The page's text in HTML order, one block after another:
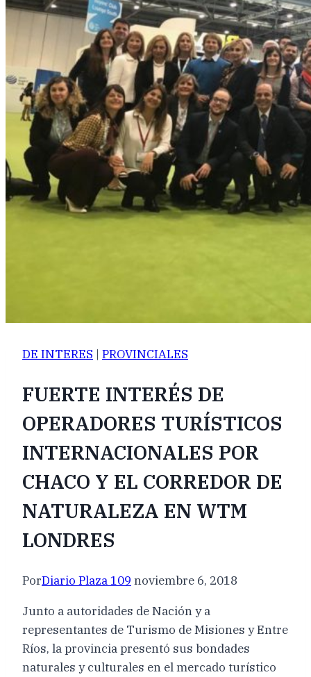
DE INTERES | PROVINCIALES
FUERTE INTERÉS DE
OPERADORES TURÍSTICOS
INTERNACIONALES POR
CHACO Y EL CORREDOR DE
NATURALEZA EN WTM
LONDRES
PorDiario Plaza 109 noviembre 6, 2018
Junto a autoridades de Nación y a
representantes de Turismo de Misiones y Entre
Ríos, la provincia presentó sus bondades
naturales y culturales en el mercado turístico